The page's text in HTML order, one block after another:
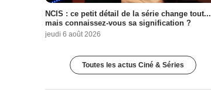
NCIS : ce petit détail de la série change tout...
mais connaissez-vous sa signification ?
jeudi 6 août 2026
Toutes les actus Ciné & Séries